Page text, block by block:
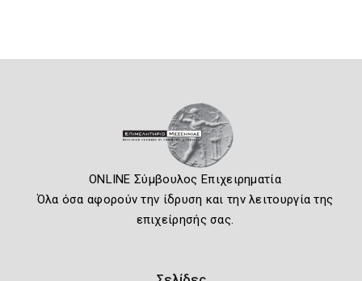
ONLINE Σύμβουλος Επιχειρηματία
Όλα όσα αφορούν την ίδρυση και την λειτουργία της
επιχείρησής σας.